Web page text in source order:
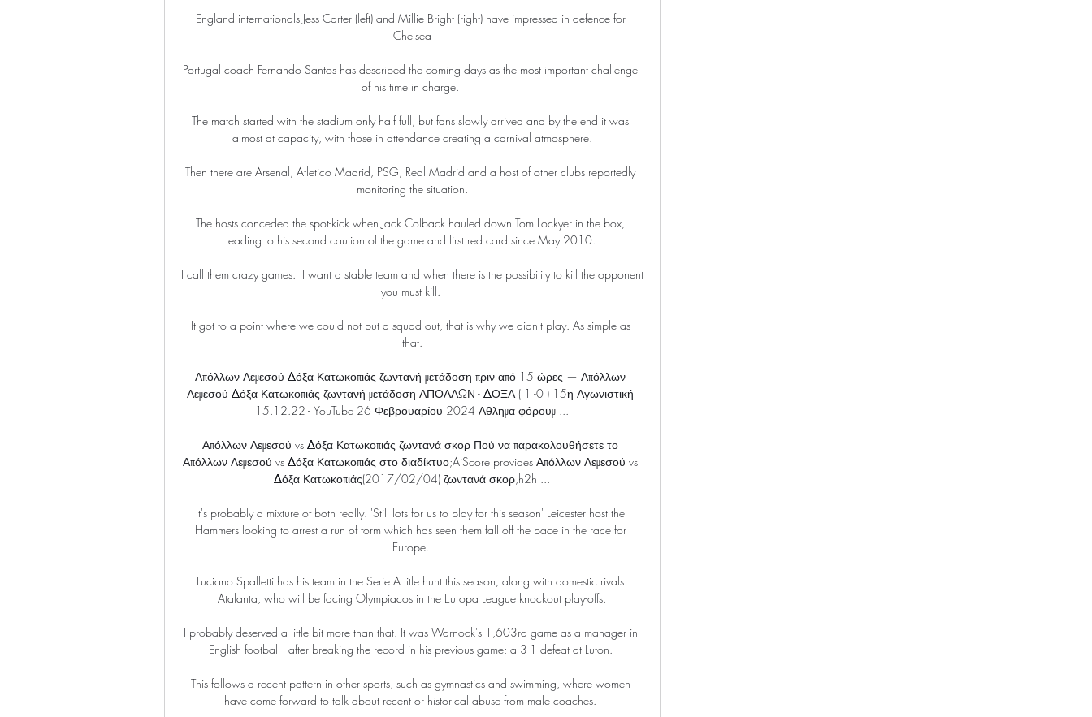
England internationals Jess Carter (left) and Millie Bright (right) have impressed in defence for
Chelsea
Portugal coach Fernando Santos has described the coming days as the most important challenge
of his time in charge.
The match started with the stadium only half full, but fans slowly arrived and by the end it was
almost at capacity, with those in attendance creating a carnival atmosphere.
Then there are Arsenal, Atletico Madrid, PSG, Real Madrid and a host of other clubs reportedly
monitoring the situation.
The hosts conceded the spot-kick when Jack Colback hauled down Tom Lockyer in the box,
leading to his second caution of the game and first red card since May 2010.
I call them crazy games.  I want a stable team and when there is the possibility to kill the opponent
you must kill.
It got to a point where we could not put a squad out, that is why we didn't play. As simple as
that.
Απόλλων Λεμεσού Δόξα Κατωκοπιάς ζωντανή μετάδοση πριν από 15 ώρες — Απόλλων
Λεμεσού Δόξα Κατωκοπιάς ζωντανή μετάδοση ΑΠΟΛΛΩΝ - ΔΟΞΑ ( 1 -0 ) 15η Αγωνιστική
15.12.22 - YouTube 26 Φεβρουαρίου 2024 Αθλημα φόρουμ ...
Απόλλων Λεμεσού vs Δόξα Κατωκοπιάς ζωντανά σκορ Πού να παρακολουθήσετε το
Απόλλων Λεμεσού vs Δόξα Κατωκοπιάς στο διαδίκτυο;AiScore provides Απόλλων Λεμεσού vs
Δόξα Κατωκοπιάς(2017/02/04) ζωντανά σκορ,h2h ...
It's probably a mixture of both really. 'Still lots for us to play for this season' Leicester host the
Hammers looking to arrest a run of form which has seen them fall off the pace in the race for
Europe.
Luciano Spalletti has his team in the Serie A title hunt this season, along with domestic rivals
Atalanta, who will be facing Olympiacos in the Europa League knockout play-offs.
I probably deserved a little bit more than that. It was Warnock's 1,603rd game as a manager in
English football - after breaking the record in his previous game; a 3-1 defeat at Luton.
This follows a recent pattern in other sports, such as gymnastics and swimming, where women
have come forward to talk about recent or historical abuse from male coaches.